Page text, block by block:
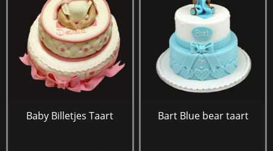
Baby Billetjes Taart Bart Blue bear taart